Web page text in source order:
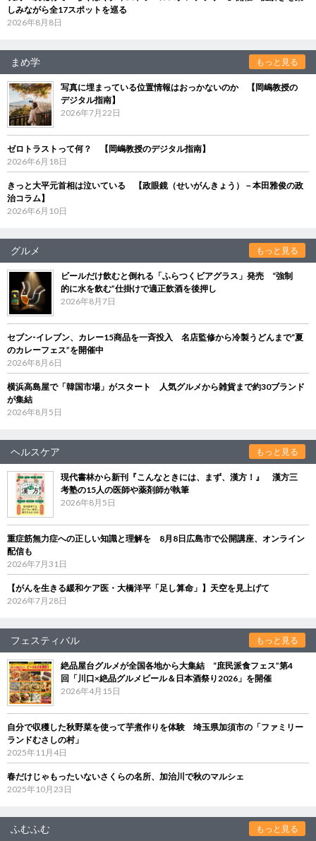
しみながら全17スポットを巡る
2026年8月8日
まめ学 もっと見る
写真に埋まっている位置情報はおっかないのか 【岡嶋教授の
デジタル指南】
2026年7月22日
ゼロトラストって何？ 【岡嶋教授のデジタル指南】
2026年6月18日
きっと大平元首相は泣いている 【政眼鏡（せいがんきょう）－本田雅俊の政
治コラム】
2026年6月10日
グルメ もっと見る
ビールだけ飲むと倒れる「ふらつくビアグラス」発売 “強制
的に水を飲む”仕掛けで適正飲酒を後押し
2026年8月7日
セブン‐イレブン、カレー15商品を一斉投入 名店監修から冷製うどんまで“夏
のカレーフェス”を開催中
2026年8月6日
横浜高島屋で「韓国市場」がスタート 人気グルメから雑貨まで約30ブランド
が集結
2026年8月5日
ヘルスケア もっと見る
現代書林から新刊『こんなときには、まず、漢方！』 漢方三
考塾の15人の医師や薬剤師が執筆
2026年8月5日
重症筋無力症への正しい知識と理解を 8月8日広島市で公開講座、オンライン
配信も
2026年7月31日
【がんを生きる緩和ケア医・大橋洋平「足し算命」】天空を見上げて
2026年7月28日
フェスティバル もっと見る
絶品屋台グルメが全国各地から大集結 “庶民派食フェス”第4
回「川口×絶品グルメビール＆日本酒祭り2026」を開催
2026年4月15日
自分で収穫した秋野菜を使って芋煮作りを体験 埼玉県加須市の「ファミリー
ランドむさしの村」
2025年11月4日
春だけじゃもったいないさくらの名所、加治川で秋のマルシェ
2025年10月23日
ふむふむ もっと見る